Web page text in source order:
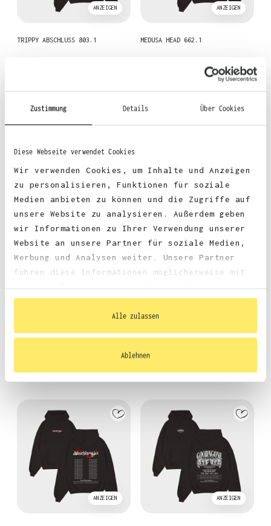
Zustimmung Details Über Cookies
Diese Webseite verwendet Cookies
Wir verwenden Cookies, um Inhalte und Anzeigen
zu personalisieren, Funktionen für soziale
Medien anbieten zu können und die Zugriffe auf
unsere Website zu analysieren. Außerdem geben
wir Informationen zu Ihrer Verwendung unserer
Website an unsere Partner für soziale Medien,
Werbung und Analysen weiter. Unsere Partner
führen diese Informationen möglicherweise mit
bereitgestellt haben oder die sie im Rahmen
Ihrer Nutzung der Dienste gesammelt haben.
Alle zulassen
Ablehnen
ANZEIGEN
TRIPPY ABSCHLUSS 803.1
ANZEIGEN
MEDUSA HEAD 662.1
ANZEIGEN
CHANGE YOUR THOUGHTS 675.1
ANZEIGEN
THE BEST ABSCHLUSS ZEITUN…
ANZEIGEN ANZEIGEN
ANZEIGEN ANZEIGEN